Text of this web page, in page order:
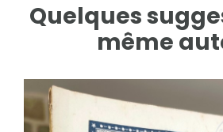
Quelques
même